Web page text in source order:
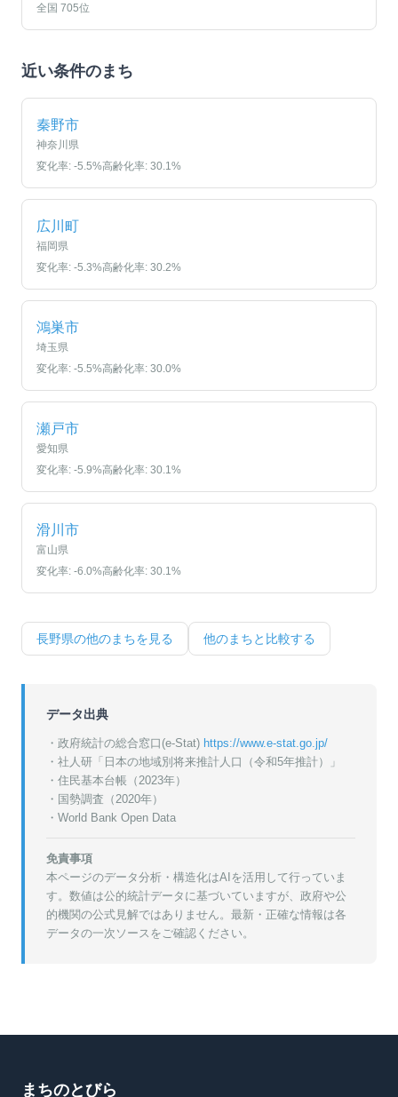
全国 705位
近い条件のまち
秦野市
神奈川県
変化率: -5.5%高齢化率: 30.1%
広川町
福岡県
変化率: -5.3%高齢化率: 30.2%
鴻巣市
埼玉県
変化率: -5.5%高齢化率: 30.0%
瀬戸市
愛知県
変化率: -5.9%高齢化率: 30.1%
滑川市
富山県
変化率: -6.0%高齢化率: 30.1%
長野県の他のまちを見る 他のまちと比較する
データ出典
・政府統計の総合窓口(e-Stat) https://www.e-stat.go.jp/
・ 社人研「日本の地域別将来推計人口（令和5年推計）」
・ 住民基本台帳（2023年）
・ 国勢調査（2020年）
・World Bank Open Data
免責事項
本ページのデータ分析・構造化はAIを活用して行っていま
す。数値は公的統計データに基づいていますが、政府や公
的機関の公式見解ではありません。最新・正確な情報は各
データの一次ソースをご確認ください。
まちのとびら